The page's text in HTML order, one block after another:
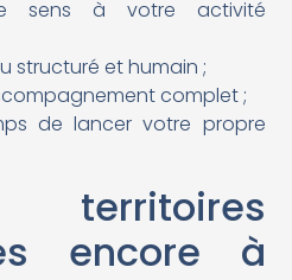
sens à votre activité
structuré et humain ;
complet ;
de lancer votre propre
encore à